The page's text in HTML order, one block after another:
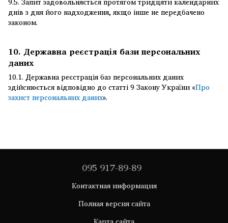
днів з дня його надходження, якщо інше не передбачено
законом.
10. Державна реєстрація бази персональних
даних
10.1. Державна реєстрація баз персональних даних
здійснюється відповідно до статті 9 Закону України «Про
захист персональних даних».
095 917-89-89
Контактная информация
Полная версия сайта